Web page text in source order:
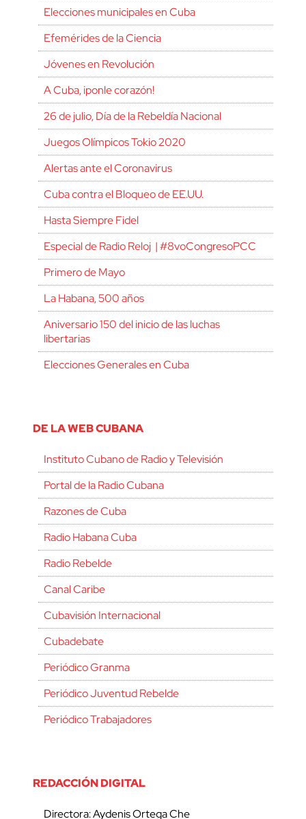
Elecciones municipales en Cuba
Efemérides de la Ciencia
Jóvenes en Revolución
A Cuba, ¡ponle corazón!
26 de julio, Día de la Rebeldía Nacional
Juegos Olímpicos Tokio 2020
Alertas ante el Coronavirus
Cuba contra el Bloqueo de EE.UU.
Hasta Siempre Fidel
Especial de Radio Reloj | #8voCongresoPCC
Primero de Mayo
La Habana, 500 años
Aniversario 150 del inicio de las luchas
libertarias
Elecciones Generales en Cuba
DE LA WEB CUBANA
Instituto Cubano de Radio y Televisión
Portal de la Radio Cubana
Razones de Cuba
Radio Habana Cuba
Radio Rebelde
Canal Caribe
Cubavisión Internacional
Cubadebate
Periódico Granma
Periódico Juventud Rebelde
Periódico Trabajadores
REDACCIÓN DIGITAL
Directora: Aydenis Ortega Che